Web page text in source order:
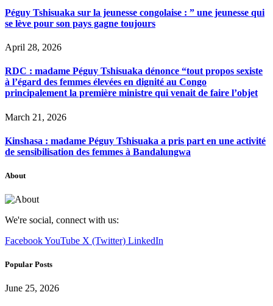
Péguy Tshisuaka sur la jeunesse congolaise : ” une jeunesse qui
se lève pour son pays gagne toujours
April 28, 2026
RDC : madame Péguy Tshisuaka dénonce “tout propos sexiste
à l’égard des femmes élevées en dignité au Congo
principalement la première ministre qui venait de faire l’objet
March 21, 2026
Kinshasa : madame Péguy Tshisuaka a pris part en une activité
de sensibilisation des femmes à Bandalungwa
About
We're social, connect with us:
FacebookYouTube X (Twitter) LinkedIn
Popular Posts
June 25, 2026